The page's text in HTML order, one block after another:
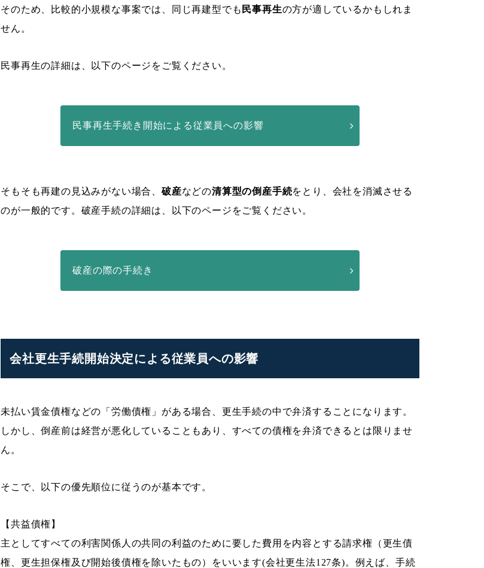
そのため、比較的小規模な事案では、同じ再建型でも 民事再生の方が適しているかもしれま
せん。
民事再生の詳細は、以下のページをご覧ください。
民事再生手続き開始による従業員への影響
そもそも再建の見込みがない場合、 破産などの清算型の倒産手続をとり、会社を消滅させる
のが一般的です。破産手続の詳細は、以下のページをご覧ください。
破産の際の手続き
会社更生手続開始決定による従業員への影響
未払い賃金債権などの「労働債権」がある場合、更生手続の中で弁済することになります。
しかし、倒産前は経営が悪化していることもあり、すべての債権を弁済できるとは限りませ
ん。
そこで、以下の優先順位に従うのが基本です。
【共益債権】
主としてすべての利害関係人の共同の利益のために要した費用を内容とする請求権（更生債
権、更生担保権及び開始後債権を除いたもの）をいいます(会社更生法127条)。例えば、手続